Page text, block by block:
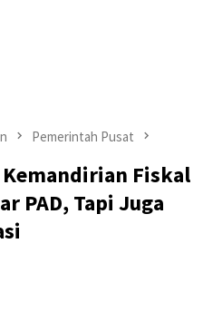
Pemerintah Pusat
Fiskal
PAD, Tapi Juga